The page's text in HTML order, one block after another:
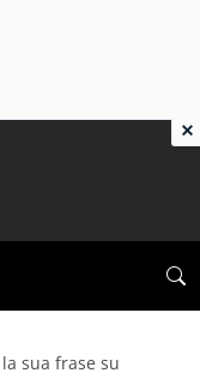
sua frase su
×